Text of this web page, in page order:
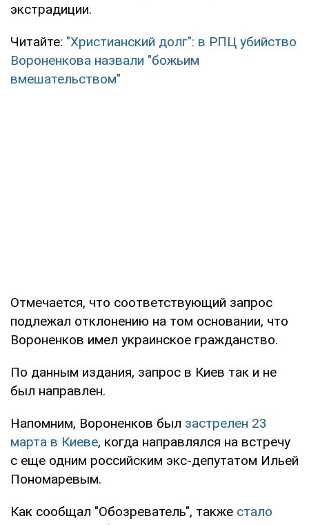
экстрадиции.
Читайте: "Христианский долг": в РПЦ убийство
Вороненкова назвали "божьим
вмешательством"
Отмечается, что соответствующий запрос
подлежал отклонению на том основании, что
Вороненков имел украинское гражданство.
По данным издания, запрос в Киев так и не
был направлен.
Напомним, Вороненков был застрелен 23
марта в Киеве, когда направлялся на встречу
с еще одним российским экс-депутатом Ильей
Пономаревым.
Как сообщал "Обозреватель", также стало